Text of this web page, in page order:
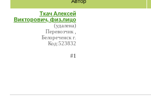
Ткач Алексей
Викторович, физ.лицо
(удалена)
Перевозчик ,
Белореченск г.
Код:523832
#1